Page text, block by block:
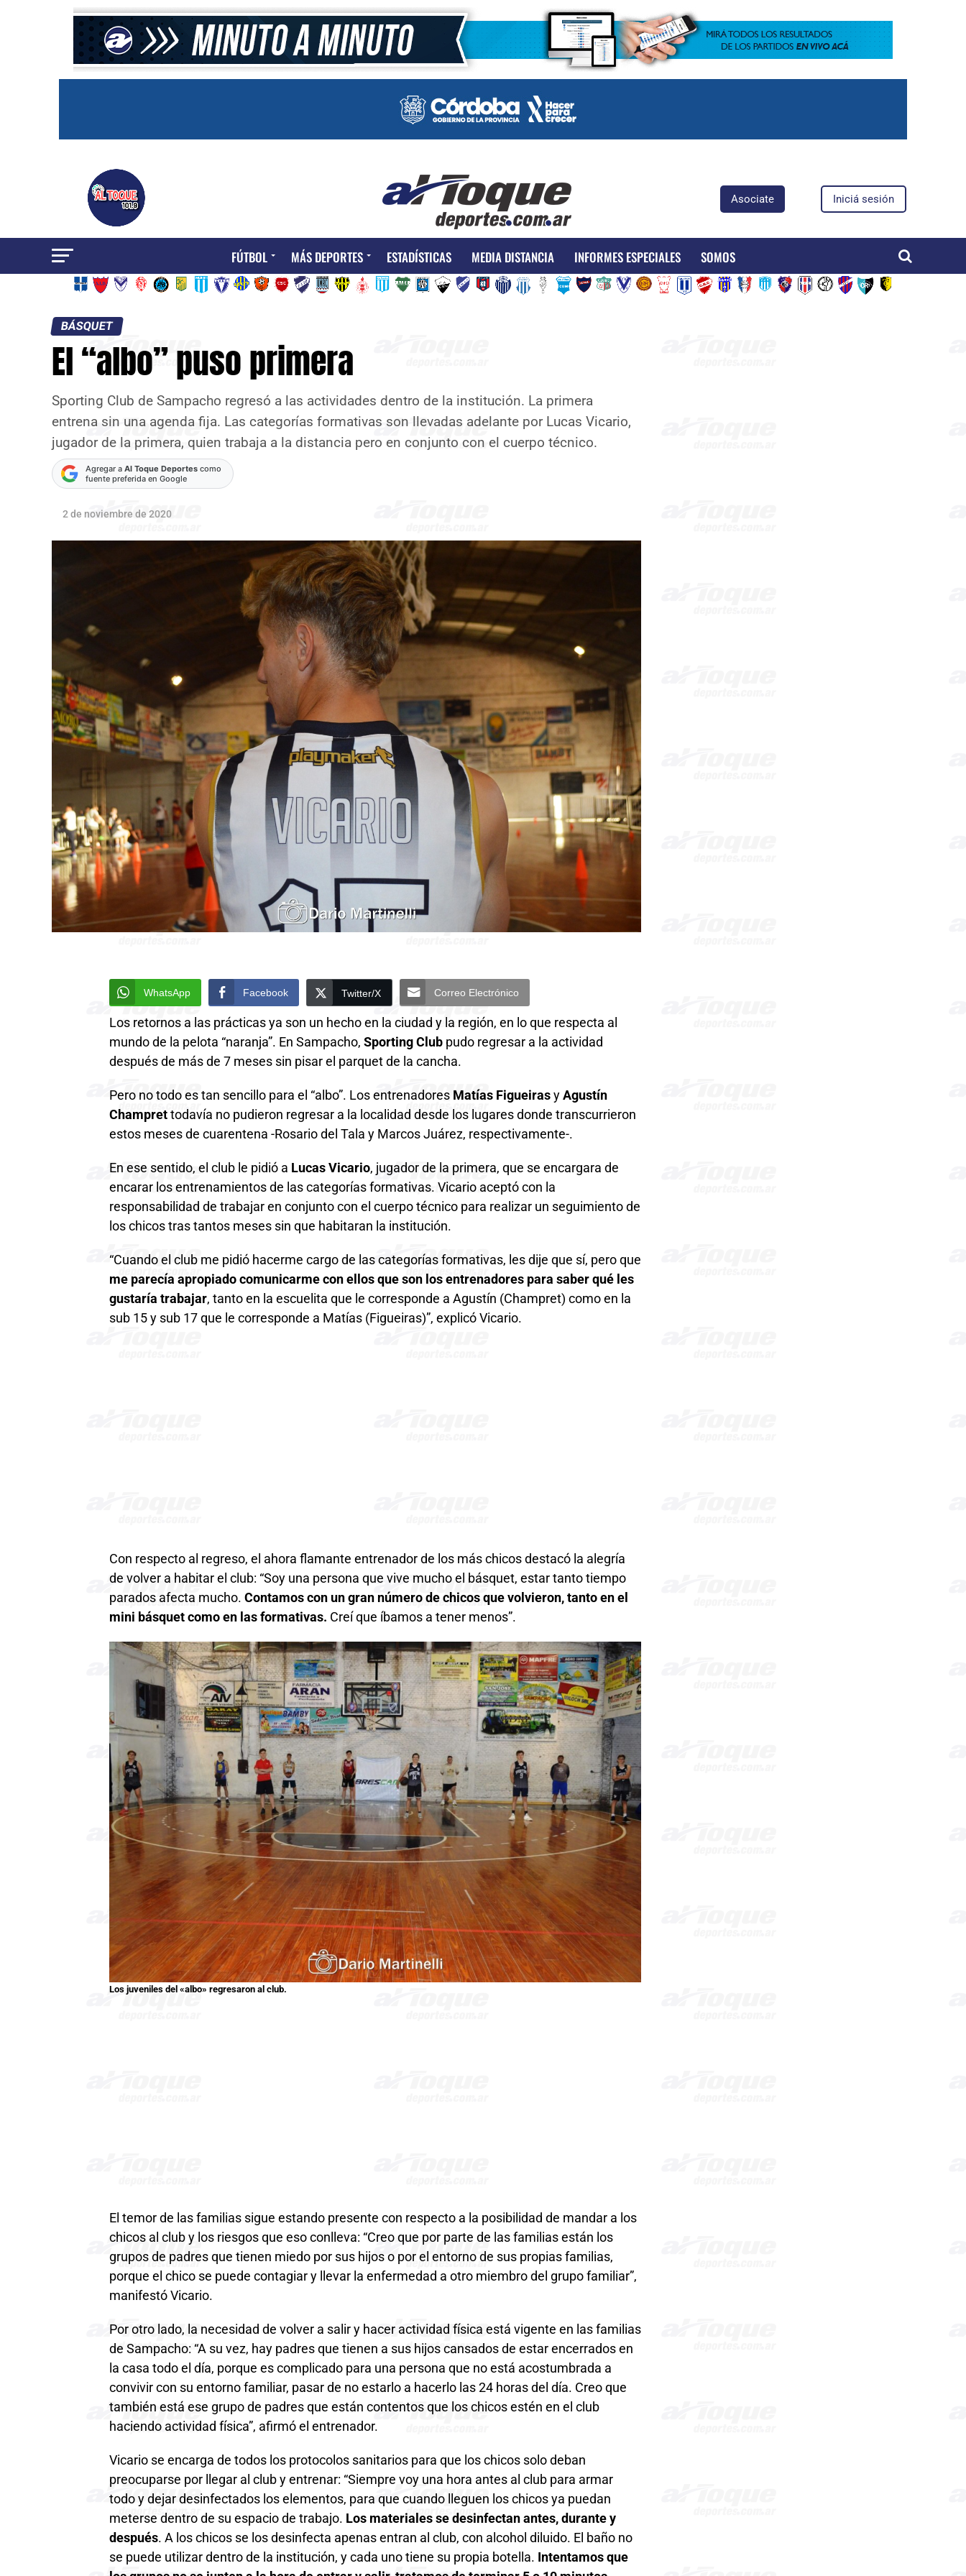
Asociate Iniciá sesión
FÚTBOL MÁS DEPORTES ESTADÍSTICAS MEDIA DISTANCIA INFORMES ESPECIALES SOMOS
BÁSQUET
El “albo” puso primera
Sporting Club de Sampacho regresó a las actividades dentro de la institución. La primera
entrena sin una agenda fija. Las categorías formativas son llevadas adelante por Lucas Vicario,
jugador de la primera, quien trabaja a la distancia pero en conjunto con el cuerpo técnico.
Agregar a Al Toque Deportes como
fuente preferida en Google
2 de noviembre de 2020
WhatsApp Facebook Twitter/X Correo Electrónico
Los retornos a las prácticas ya son un hecho en la ciudad y la región, en lo que respecta al
mundo de la pelota “naranja”. En Sampacho, Sporting Club pudo regresar a la actividad
después de más de 7 meses sin pisar el parquet de la cancha.
Pero no todo es tan sencillo para el “albo”. Los entrenadores Matías Figueiras y Agustín
Champret todavía no pudieron regresar a la localidad desde los lugares donde transcurrieron
estos meses de cuarentena -Rosario del Tala y Marcos Juárez, respectivamente-.
En ese sentido, el club le pidió a Lucas Vicario, jugador de la primera, que se encargara de
encarar los entrenamientos de las categorías formativas. Vicario aceptó con la
responsabilidad de trabajar en conjunto con el cuerpo técnico para realizar un seguimiento de
los chicos tras tantos meses sin que habitaran la institución.
“Cuando el club me pidió hacerme cargo de las categorías formativas, les dije que sí, pero que
me parecía apropiado comunicarme con ellos que son los entrenadores para saber qué les
gustaría trabajar, tanto en la escuelita que le corresponde a Agustín (Champret) como en la
sub 15 y sub 17 que le corresponde a Matías (Figueiras)”, explicó Vicario.
Con respecto al regreso, el ahora flamante entrenador de los más chicos destacó la alegría
de volver a habitar el club: “Soy una persona que vive mucho el básquet, estar tanto tiempo
parados afecta mucho. Contamos con un gran número de chicos que volvieron, tanto en el
mini básquet como en las formativas. Creí que íbamos a tener menos”.
Los juveniles del «albo» regresaron al club.
El temor de las familias sigue estando presente con respecto a la posibilidad de mandar a los
chicos al club y los riesgos que eso conlleva: “Creo que por parte de las familias están los
grupos de padres que tienen miedo por sus hijos o por el entorno de sus propias familias,
porque el chico se puede contagiar y llevar la enfermedad a otro miembro del grupo familiar”,
manifestó Vicario.
Por otro lado, la necesidad de volver a salir y hacer actividad física está vigente en las familias
de Sampacho: “A su vez, hay padres que tienen a sus hijos cansados de estar encerrados en
la casa todo el día, porque es complicado para una persona que no está acostumbrada a
convivir con su entorno familiar, pasar de no estarlo a hacerlo las 24 horas del día. Creo que
también está ese grupo de padres que están contentos que los chicos estén en el club
haciendo actividad física”, afirmó el entrenador.
Vicario se encarga de todos los protocolos sanitarios para que los chicos solo deban
preocuparse por llegar al club y entrenar: “Siempre voy una hora antes al club para armar
todo y dejar desinfectados los elementos, para que cuando lleguen los chicos ya puedan
meterse dentro de su espacio de trabajo. Los materiales se desinfectan antes, durante y
después. A los chicos se los desinfecta apenas entran al club, con alcohol diluido. El baño no
se puede utilizar dentro de la institución, y cada uno tiene su propia botella. Intentamos que